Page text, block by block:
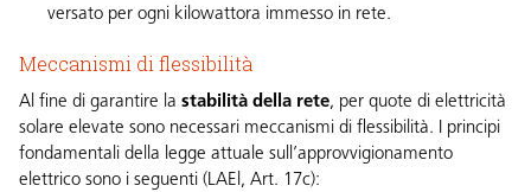
versato per ogni kilowattora immesso in rete.
Meccanismi di flessibilità
Al fine di garantire la stabilità della rete, per quote di elettricità
solare elevate sono necessari meccanismi di flessibilità. I principi
fondamentali della legge attuale sull’approvvigionamento
elettrico sono i seguenti (LAEl, Art. 17c):